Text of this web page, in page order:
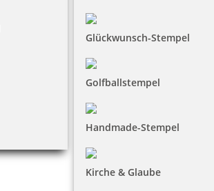
Glückwunsch-Stempel
Golfballstempel
Handmade-Stempel
Kirche & Glaube